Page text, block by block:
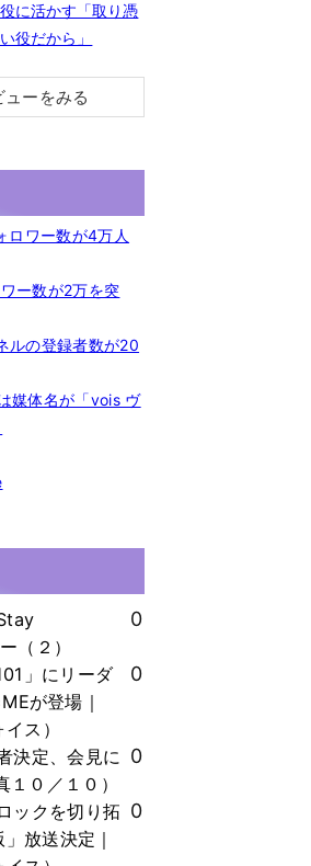
に活かす「取り憑
役だから」
ーをみる
ワー数が4万人
ー数が2万を突
の登録者数が20
体名が「vois ヴ
（２）
0
」にリーダ
が登場｜
ス）
0
決定、会見に
０／１０）
0
ックを切り拓
放送決定｜
0